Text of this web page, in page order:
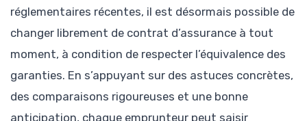
réglementaires récentes, il est désormais possible de
changer librement de contrat d’assurance à tout
moment, à condition de respecter l’équivalence des
garanties. En s’appuyant sur des astuces concrètes,
des comparaisons rigoureuses et une bonne
anticipation, chaque emprunteur peut saisir